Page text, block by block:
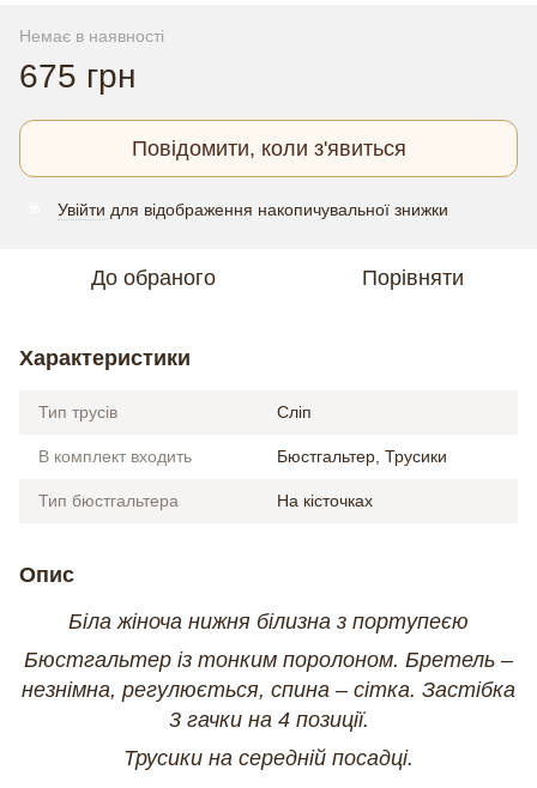
Немає в наявності
675 грн
Повідомити, коли з'явиться
Увійти для відображення накопичувальної знижки
До обраного Порівняти
Характеристики
Тип трусів Сліп
В комплект входить Бюстгальтер, Трусики
Тип бюстгальтера На кісточках
Опис
Біла жіноча нижня білизна з портупеєю
Бюстгальтер із тонким поролоном. Бретель –
незнімна, регулюється, спина – сітка. Застібка
3 гачки на 4 позиції.
Трусики на середній посадці.